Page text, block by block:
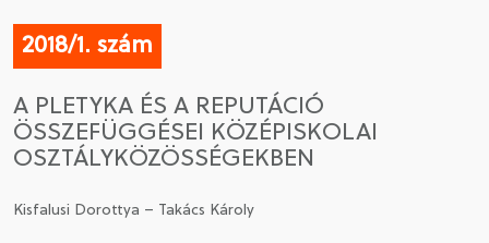
2018/1. szám
A PLETYKA ÉS A REPUTÁCIÓ
ÖSSZEFÜGGÉSEI KÖZÉPISKOLAI
OSZTÁLYKÖZÖSSÉGEKBEN
Kisfalusi Dorottya – Takács Károly